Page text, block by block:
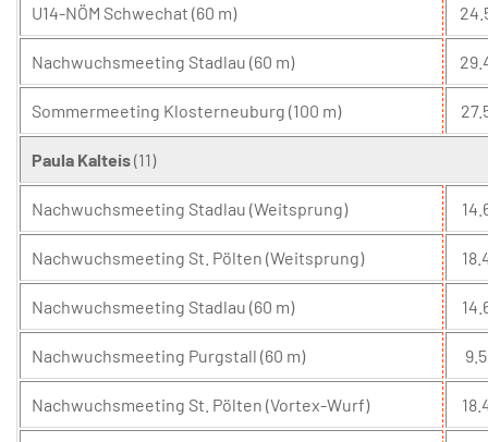
U14-NÖM Schwechat (60 m)
Nachwuchsmeeting Stadlau (60 m)
Sommermeeting Klosterneuburg (100 m)
Paula Kalteis(11)
Nachwuchsmeeting Stadlau (Weitsprung)
Nachwuchsmeeting St. Pölten (Weitsprung)
Nachwuchsmeeting Stadlau (60 m)
Nachwuchsmeeting Purgstall (60 m)
Nachwuchsmeeting St. Pölten (Vortex-Wurf)